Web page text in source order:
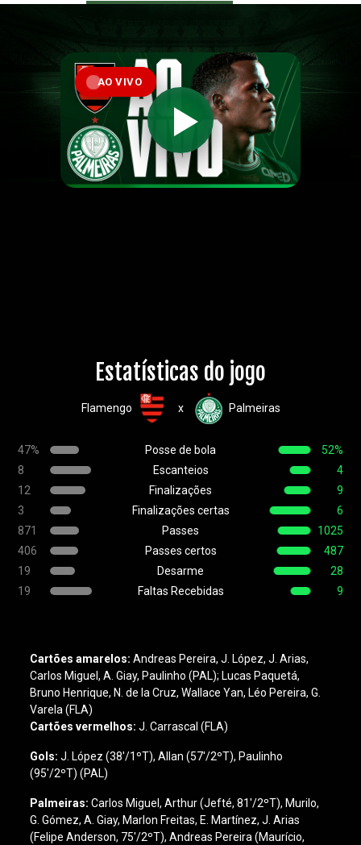
AO VIVO
Estatísticas do jogo
Flamengo x Palmeiras
47%
8
12
3
871
406
19
19
Posse de bola
Escanteios
Finalizações
Finalizações certas
Passes
Passes certos
Desarme
Faltas Recebidas
52%
4
9
6
1025
487
28
9
Cartões amarelos: Andreas Pereira, J. López, J. Arias,
Carlos Miguel, A. Giay, Paulinho (PAL); Lucas Paquetá,
Bruno Henrique, N. de la Cruz, Wallace Yan, Léo Pereira, G.
Varela (FLA)
Cartões vermelhos: J. Carrascal (FLA)
Gols: J. López (38'/1ºT), Allan (57'/2ºT), Paulinho
(95'/2ºT) (PAL)
Palmeiras: Carlos Miguel, Arthur (Jefté, 81'/2ºT), Murilo,
G. Gómez, A. Giay, Marlon Freitas, E. Martínez, J. Arias
(Felipe Anderson, 75'/2ºT), Andreas Pereira (Maurício,